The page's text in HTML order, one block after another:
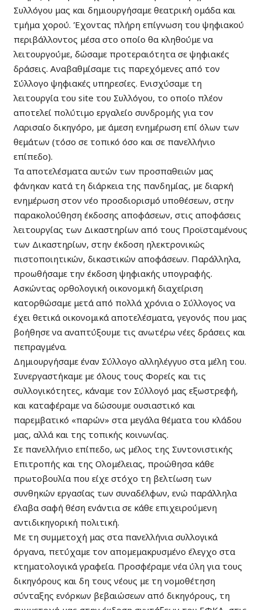
Συλλόγου μας και δημιουργήσαμε θεατρική ομάδα και
τμήμα χορού. Έχοντας πλήρη επίγνωση του ψηφιακού
περιβάλλοντος μέσα στο οποίο θα κληθούμε να
λειτουργούμε, δώσαμε προτεραιότητα σε ψηφιακές
δράσεις. Αναβαθμίσαμε τις παρεχόμενες από τον
Σύλλογο ψηφιακές υπηρεσίες. Ενισχύσαμε τη
λειτουργία του site του Συλλόγου, το οποίο πλέον
αποτελεί πολύτιμο εργαλείο συνδρομής για τον
Λαρισαίο δικηγόρο, με άμεση ενημέρωση επί όλων των
θεμάτων (τόσο σε τοπικό όσο και σε πανελλήνιο
επίπεδο).
Τα αποτελέσματα αυτών των προσπαθειών μας
φάνηκαν κατά τη διάρκεια της πανδημίας, με διαρκή
ενημέρωση στον νέο προσδιορισμό υποθέσεων, στην
παρακολούθηση έκδοσης αποφάσεων, στις αποφάσεις
λειτουργίας των Δικαστηρίων από τους Προϊσταμένους
των Δικαστηρίων, στην έκδοση ηλεκτρονικώς
πιστοποιητικών, δικαστικών αποφάσεων. Παράλληλα,
προωθήσαμε την έκδοση ψηφιακής υπογραφής.
Ασκώντας ορθολογική οικονομική διαχείριση
κατορθώσαμε μετά από πολλά χρόνια ο Σύλλογος να
έχει θετικά οικονομικά αποτελέσματα, γεγονός που μας
βοήθησε να αναπτύξουμε τις ανωτέρω νέες δράσεις και
πεπραγμένα.
Δημιουργήσαμε έναν Σύλλογο αλληλέγγυο στα μέλη του.
Συνεργαστήκαμε με όλους τους Φορείς και τις
συλλογικότητες, κάναμε τον Σύλλογό μας εξωστρεφή,
και καταφέραμε να δώσουμε ουσιαστικό και
παρεμβατικό «παρών» στα μεγάλα θέματα του κλάδου
μας, αλλά και της τοπικής κοινωνίας.
Σε πανελλήνιο επίπεδο, ως μέλος της Συντονιστικής
Επιτροπής και της Ολομέλειας, προώθησα κάθε
πρωτοβουλία που είχε στόχο τη βελτίωση των
συνθηκών εργασίας των συναδέλφων, ενώ παράλληλα
έλαβα σαφή θέση ενάντια σε κάθε επιχειρούμενη
αντιδικηγορική πολιτική.
Με τη συμμετοχή μας στα πανελλήνια συλλογικά
όργανα, πετύχαμε τον απομεμακρυσμένο έλεγχο στα
κτηματολογικά γραφεία. Προσφέραμε νέα ύλη για τους
δικηγόρους και δη τους νέους με τη νομοθέτηση
σύνταξης ενόρκων βεβαιώσεων από δικηγόρους, τη